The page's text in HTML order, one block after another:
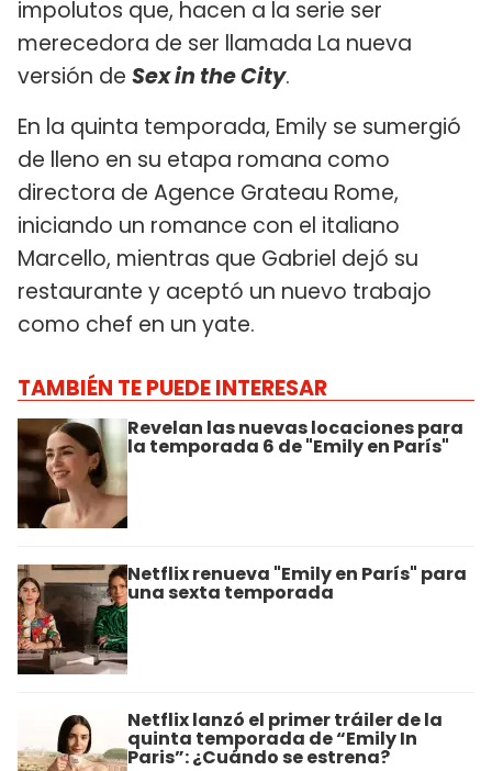
impolutos que, hacen a la serie ser
merecedora de ser llamada La nueva
versión de Sex in the City.
En la quinta temporada, Emily se sumergió
de lleno en su etapa romana como
directora de Agence Grateau Rome,
iniciando un romance con el italiano
Marcello, mientras que Gabriel dejó su
restaurante y aceptó un nuevo trabajo
como chef en un yate.
TAMBIÉN TE PUEDE INTERESAR
Revelan las nuevas locaciones para
la temporada 6 de "Emily en París"
Netflix renueva "Emily en París" para
una sexta temporada
Netflix lanzó el primer tráiler de la
quinta temporada de “Emily In
Paris”: ¿Cuándo se estrena?